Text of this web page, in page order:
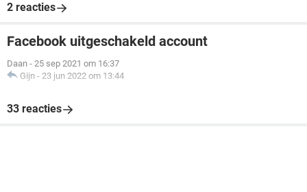
2 reacties
Facebook uitgeschakeld account
Daan - 25 sep 2021 om 16:37
Gijn - 23 jun 2022 om 13:44
33 reacties